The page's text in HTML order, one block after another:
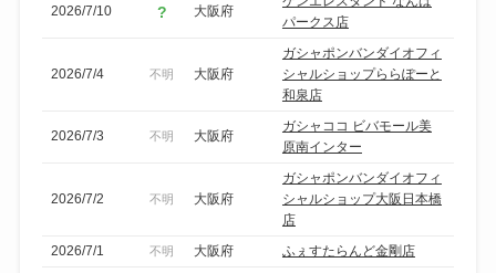
2026/7/10 大阪府
パークス店
2026/7/4 不明 大阪府
ガシャポンバンダイオフィ
シャルショップららぽーと
和泉店
2026/7/3 不明 大阪府
ガシャココ ビバモール美
原南インター
2026/7/2 不明 大阪府
ガシャポンバンダイオフィ
シャルショップ大阪日本橋
店
2026/7/1
不明 大阪府 ふぇすたらんど金剛店